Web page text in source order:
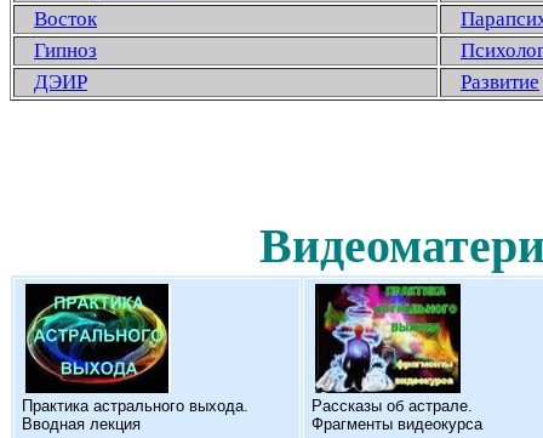
Восток
Гипноз
ДЭИР
Развитие
Практика астрального выхода.
Вводная лекция
Рассказы об астрале.
Фрагменты видеокурса